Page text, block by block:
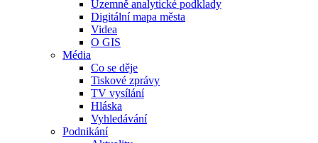
Územně analytické podklady
Digitální mapa města
Videa
O GIS
Média
Co se děje
Tiskové zprávy
TV vysílání
Hláska
Vyhledávání
Podnikání